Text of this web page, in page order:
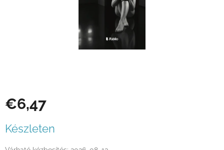
€6,47
Készleten